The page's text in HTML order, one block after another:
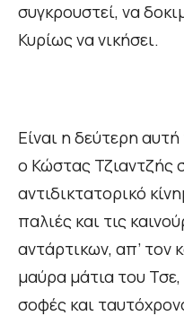
συγκρουστεί, να
Κυρίως να νικήσει.
Είναι η δεύτερη
ο Κώστας Τζιαντζής
αντιδικτατορικό
παλιές και τις
αντάρτικων, απ’ τον
μαύρα μάτια του Τσε,
σοφές και